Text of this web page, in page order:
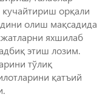
орқали
олиш мақсадида
яхшилаб
этиш лозим.
тўлиқ
қатъий